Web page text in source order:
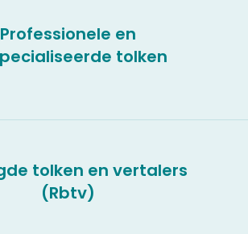
Professionele en
tolken
tolken en vertalers
(Rbtv)